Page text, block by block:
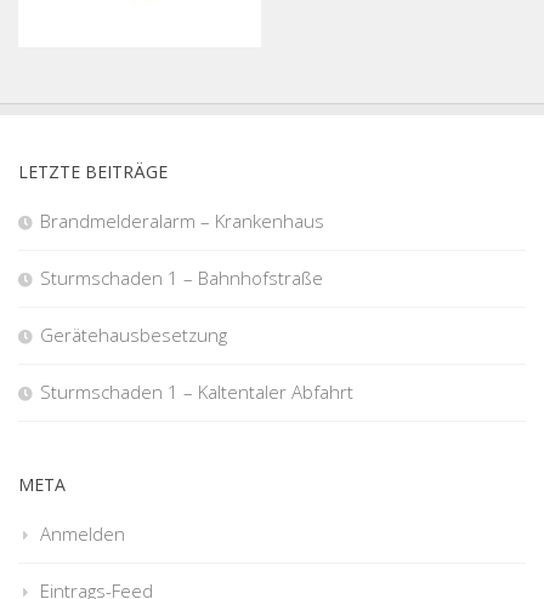
LETZTE BEITRÄGE
Brandmelderalarm – Krankenhaus
Sturmschaden 1 – Bahnhofstraße
Gerätehausbesetzung
Sturmschaden 1 – Kaltentaler Abfahrt
META
Anmelden
Eintrags-Feed